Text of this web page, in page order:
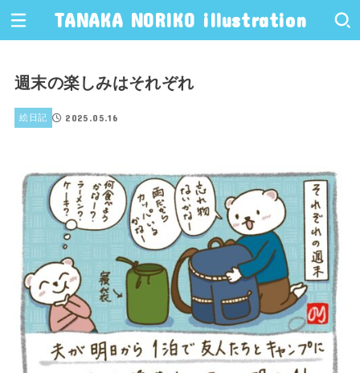
TANAKA NORIKO illustration
週末の楽しみはそれぞれ
絵日記 2025.05.16